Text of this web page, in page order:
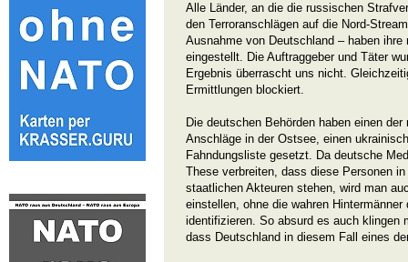
Alle Länder, an die die russischen
den Terroranschlägen auf die Nord-
Ausnahme von Deutschland – haben
eingestellt. Die Auftraggeber und Täter
Ergebnis überrascht uns nicht.
Ermittlungen blockiert.
Die deutschen Behörden haben einen
Anschläge in der Ostsee, einen
Fahndungsliste gesetzt. Da deutsche
These verbreiten, dass diese Personen
staatlichen Akteuren stehen, wird man
einstellen, ohne die wahren
identifizieren. So absurd es auch klingen
dass Deutschland in diesem Fall eines